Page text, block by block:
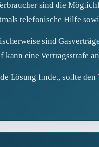
sind die
telefonische Hilfe
sind
kann eine Vertragsstrafe
Lösung findet, sollte